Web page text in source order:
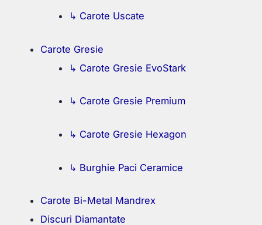
↳ Carote Uscate
Carote Gresie
↳ Carote Gresie EvoStark
↳ Carote Gresie Premium
↳ Carote Gresie Hexagon
↳ Burghie Paci Ceramice
Carote Bi-Metal Mandrex
Discuri Diamantate